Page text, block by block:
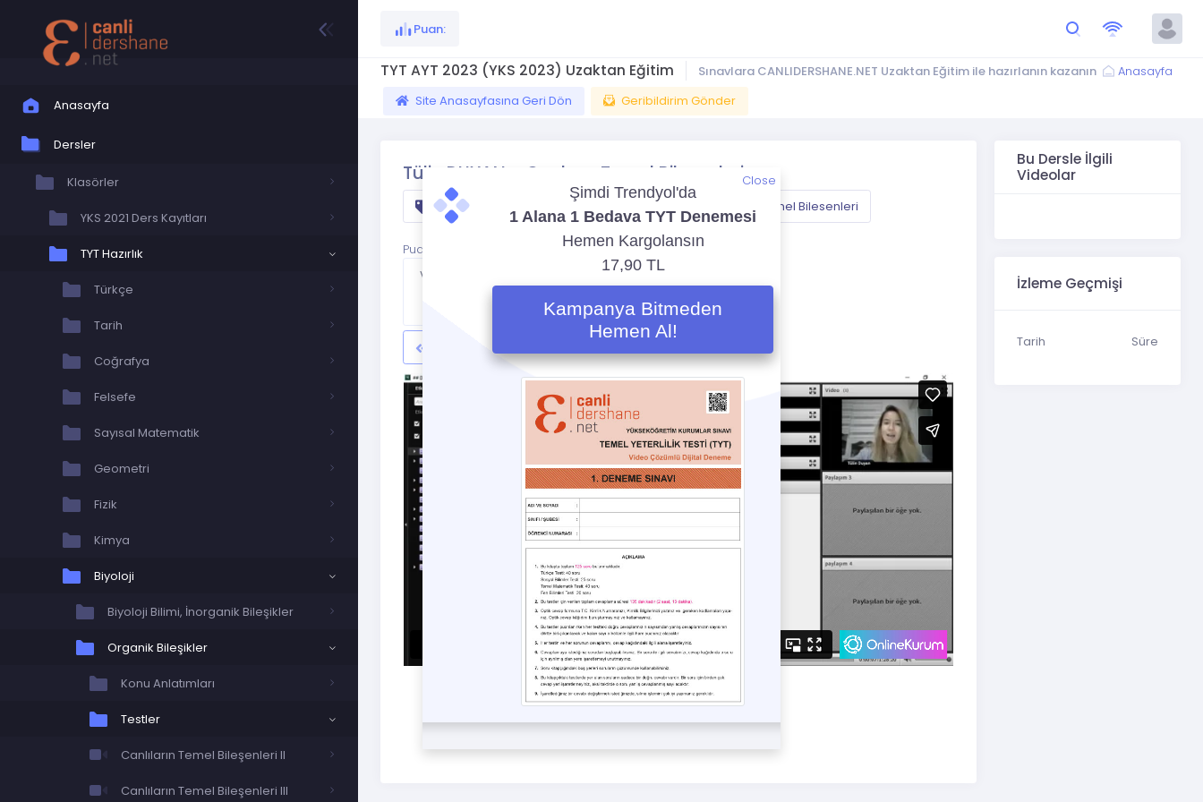
Anasayfa
Dersler
Klasörler
YKS 2021 Ders Kayıtları
TYT Hazırlık
Türkçe
Tarih
Coğrafya
Felsefe
Sayısal Matematik
Geometri
Fizik
Kimya
Biyoloji
Biyoloji Bilimi, İnorganik Bileşikler
Organik Bileşikler
Konu Anlatımları
Testler
Canlıların Temel Bileşenleri II
Canlıların Temel Bileşenleri III
Puan:
TYT AYT 2023 (YKS 2023) Uzaktan Eğitim Sınavlara CANLIDERSHANE.NET Uzaktan Eğitim ile hazırlanın kazanın
Anasayfa
Site Anasayfasına Geri Dön
Geribildirim Gönder
Tülin DUYAN - Canlının Temel Bileşenleri
Tyt biyoloji Canlinin Temel Bilesenleri
Puan:
Videoya Bitince
İleri
Bu Dersle İlgili
Videolar
İzleme Geçmişi
Tarih Süre
Close